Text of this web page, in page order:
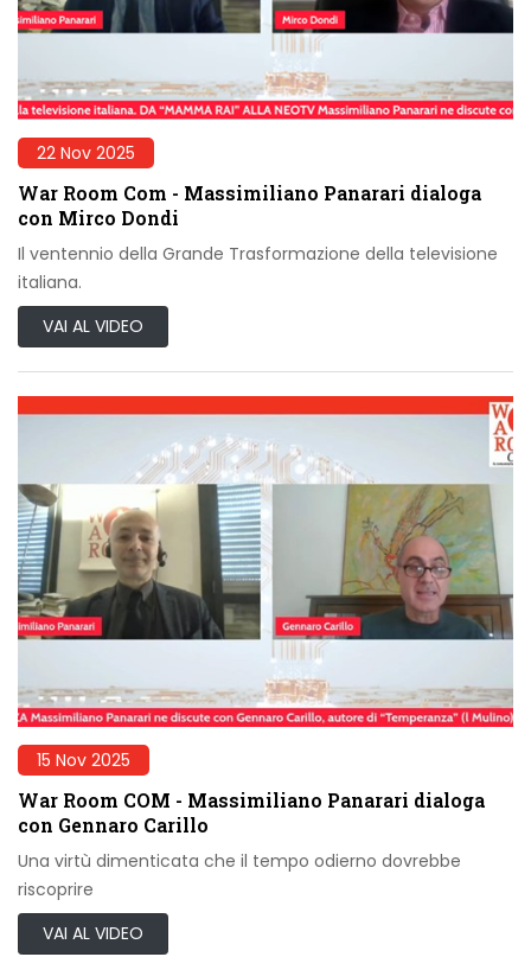
22 Nov 2025
War Room Com - Massimiliano Panarari dialoga
con Mirco Dondi
Il ventennio della Grande Trasformazione della televisione
italiana.
VAI AL VIDEO
15 Nov 2025
War Room COM - Massimiliano Panarari dialoga
con Gennaro Carillo
Una virtù dimenticata che il tempo odierno dovrebbe
riscoprire
VAI AL VIDEO